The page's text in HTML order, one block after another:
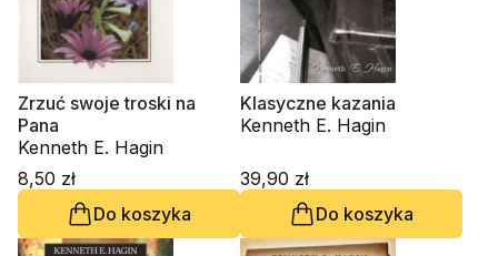
Zrzuć swoje troski na
Pana
Kenneth E. Hagin
8,50 zł
Do koszyka
Klasyczne kazania
Kenneth E. Hagin
39,90 zł
Do koszyka